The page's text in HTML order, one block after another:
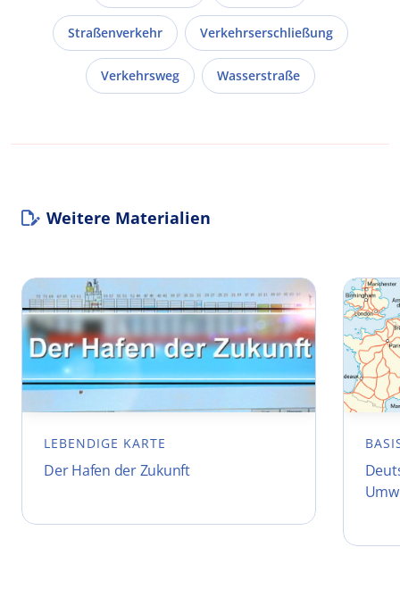
Straßenverkehr Verkehrserschließung
Verkehrsweg Wasserstraße
Weitere Materialien
LEBENDIGE KARTE
Der Hafen der Zukunft